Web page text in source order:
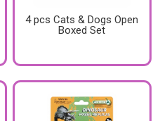
4 pcs Cats & Dogs Open
Boxed Set